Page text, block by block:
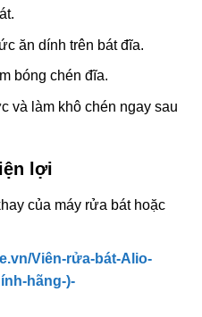
ăn dính trên bát đĩa.
bóng chén đĩa.
và làm khô chén ngay sau
lợi
của máy rửa bát hoặc
Viên-rửa-bát-Alio-
hãng-)-